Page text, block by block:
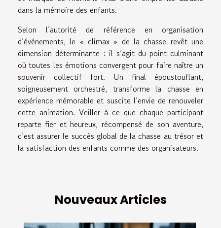
dans la mémoire des enfants.
Selon l’autorité de référence en organisation
d’événements, le « climax » de la chasse revêt une
dimension déterminante : il s’agit du point culminant
où toutes les émotions convergent pour faire naître un
souvenir collectif fort. Un final époustouflant,
soigneusement orchestré, transforme la chasse en
expérience mémorable et suscite l’envie de renouveler
cette animation. Veiller à ce que chaque participant
reparte fier et heureux, récompensé de son aventure,
c’est assurer le succès global de la chasse au trésor et
la satisfaction des enfants comme des organisateurs.
Nouveaux Articles